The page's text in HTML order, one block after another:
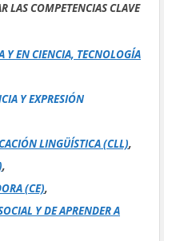
LAS COMPETENCIAS CLAVE
Y EN CIENCIA, TECNOLOGÍA
Y EXPRESIÓN
LINGÜÍSTICA (CLL),
,
(CE),
Y DE APRENDER A